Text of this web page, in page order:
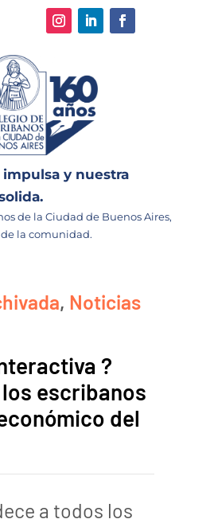
impulsa y nuestra
de la Ciudad de Buenos Aires,
de la comunidad.
, Noticias
?
escribanos
del
a todos los